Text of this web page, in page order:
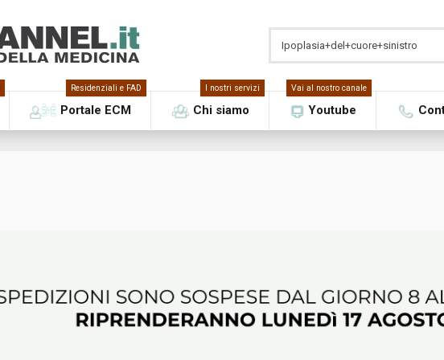
Portale ECM
Residenziali e FAD
Chi siamo
I nostri servizi
Youtube
Vai al nostro canale